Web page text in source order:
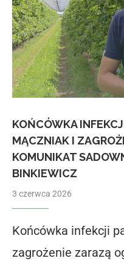
KOŃCÓWKA
MĄCZNIAK I
KOMUNIKAT
BINKIEWICZ
3 czerwca 2026
Końcówka infekcji
zagrożenie zarazą